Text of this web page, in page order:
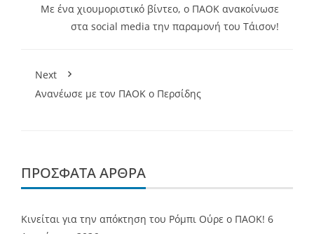
Με ένα χιουμοριστικό βίντεο, ο ΠΑΟΚ ανακοίνωσε
στα social media την παραμονή του Τάισον!
Next
Ανανέωσε με τον ΠΑΟΚ ο Περσίδης
ΠΡΌΣΦΑΤΑ ΆΡΘΡΑ
Κινείται για την απόκτηση του Ρόμπι Ούρε ο ΠΑΟΚ! 6